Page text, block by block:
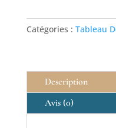
Catégories : Tableau
Description
Avis (0)